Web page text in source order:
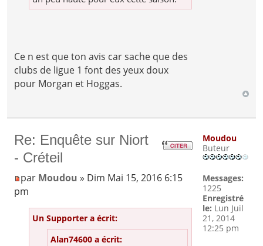
Ce n est que ton avis car sache que des
clubs de ligue 1 font des yeux doux
pour Morgan et Hoggas.
Re: Enquête sur Niort
- Créteil
par Moudou » Dim Mai 15, 2016 6:15
pm
Un Supporter a écrit:
Alan74600 a écrit:
Moudou
Buteur
Messages:
1225
Enregistré
le: Lun Juil
21, 2014
12:25 pm